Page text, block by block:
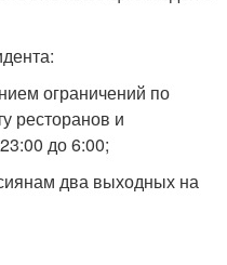
ограничений по
ресторанов и
до 6:00;
два выходных на